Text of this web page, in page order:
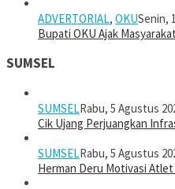
ADVERTORIAL, OKUSenin,
Bupati OKU Ajak
SUMSEL
SUMSELRabu, 5 Agustus
Cik Ujang Perjuangkan
SUMSELRabu, 5 Agustus
Herman Deru Motivasi